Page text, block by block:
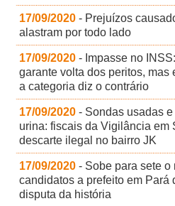
17/09/2020 - Prejuízos
alastram por todo lado
17/09/2020 - Impasse no
garante volta dos peritos, mas
a categoria diz o contrário
17/09/2020 - Sondas usadas
urina: fiscais da Vigilância em
descarte ilegal no bairro JK
17/09/2020 - Sobe para sete o
candidatos a prefeito em Pará
disputa da história